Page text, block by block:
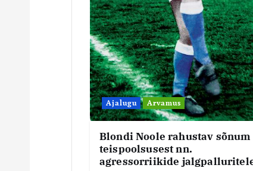
Ajalugu Arvamus
Blondi Noole rahustav sõnum
teispoolsusest nn.
agressorriikide